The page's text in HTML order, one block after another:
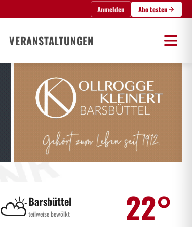
Anmelden Abo testen
VERANSTALTUNGEN
⛅Barsbüttel
teilweise bewölkt 22°